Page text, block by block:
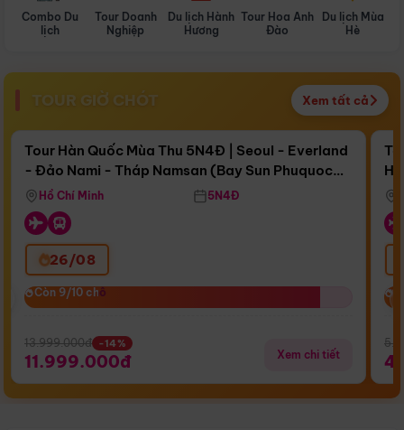
Combo Du
lịch
Tour Doanh
Nghiệp
Du lịch Hành
Hương
Tour Hoa Anh
Đào
Du lịch Mùa
Hè
TOUR GIỜ CHÓT Xem tất cả
Còn17 ngày 16:18:14
Bay Sun Phuquoc Airways
Điểm nổi bật
Tour Hàn Quốc Mùa Thu 5N4Đ | Seoul - Everland
- Đảo Nami - Tháp Namsan (Bay Sun Phuquoc
Airways)
Hồ Chí Minh 5N4Đ
26/08
Còn 9/10 chỗ
Còn 9/10 chỗ
13.999.000đ -14%
11.999.000đ Xem chi tiết